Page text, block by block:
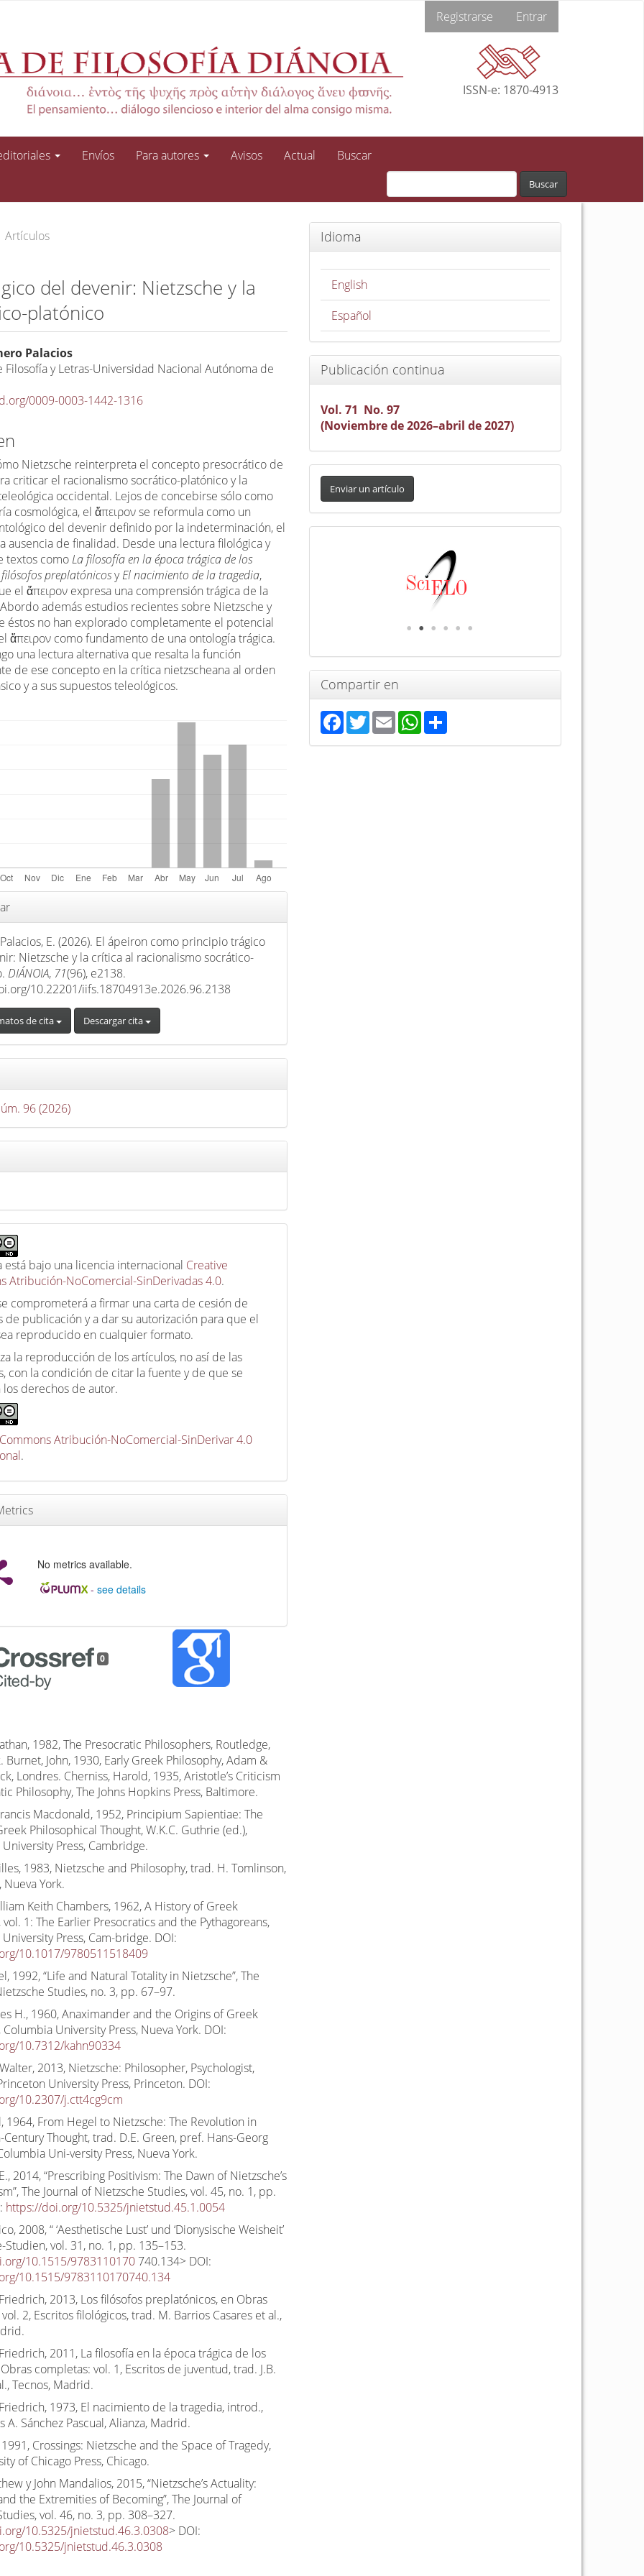
Registrarse Entrar
ISSN-e: 1870-4913
Envíos Para autores Avisos Actual Buscar
Buscar
Artículos
del devenir: Nietzsche y la
platónico
Palacios
Filosofía y Letras-Universidad Nacional Autónoma de
0009-0003-1442-1316
Nietzsche reinterpreta el concepto presocrático de
criticar el racionalismo socrático-platónico y la
occidental. Lejos de concebirse sólo como
cosmológica, el ἄπειρον se reformula como un
del devenir definido por la indeterminación, el
ausencia de finalidad. Desde una lectura filológica y
textos como La filosofía en la época trágica de los
filósofos preplatónicosyEl nacimiento de la tragedia,
el ἄπειρον expresa una comprensión trágica de la
además estudios recientes sobre Nietzsche y
éstos no han explorado completamente el potencial
ἄπειρον como fundamento de una ontología trágica.
una lectura alternativa que resalta la función
de ese concepto en la crítica nietzscheana al orden
y a sus supuestos teleológicos.
E. (2026). El ápeiron como principio trágico
Nietzsche y la crítica al racionalismo socrático-
DIÁNOIA, 71(96), e2138.
10.22201/iifs.18704913e.2026.96.2138
de cita Descargar cita
96 (2026)
está bajo una licencia internacional Creative
Atribución-NoComercial-SinDerivadas 4.0.
comprometerá a firmar una carta de cesión de
de publicación y a dar su autorización para que el
reproducido en cualquier formato.
la reproducción de los artículos, no así de las
con la condición de citar la fuente y de que se
derechos de autor.
Atribución-NoComercial-SinDerivar 4.0
.
No metrics available.
- see details
0
1982, The Presocratic Philosophers, Routledge,
Burnet, John, 1930, Early Greek Philosophy, Adam &
Londres. Cherniss, Harold, 1935, Aristotle’s Criticism
Philosophy, The Johns Hopkins Press, Baltimore.
Macdonald, 1952, Principium Sapientiae: The
Philosophical Thought, W.K.C. Guthrie (ed.),
Press, Cambridge.
1983, Nietzsche and Philosophy, trad. H. Tomlinson,
York.
Keith Chambers, 1962, A History of Greek
vol. 1: The Earlier Presocratics and the Pythagoreans,
Press, Cam-bridge. DOI:
10.1017/9780511518409
1992, “Life and Natural Totality in Nietzsche”, The
Studies, no. 3, pp. 67–97.
H., 1960, Anaximander and the Origins of Greek
Columbia University Press, Nueva York. DOI:
10.7312/kahn90334
2013, Nietzsche: Philosopher, Psychologist,
University Press, Princeton. DOI:
10.2307/j.ctt4cg9cm
1964, From Hegel to Nietzsche: The Revolution in
Thought, trad. D.E. Green, pref. Hans-Georg
Uni-versity Press, Nueva York.
2014, “Prescribing Positivism: The Dawn of Nietzsche’s
The Journal of Nietzsche Studies, vol. 45, no. 1, pp.
https://doi.org/10.5325/jnietstud.45.1.0054
2008, “ ‘Aesthetische Lust’ und ‘Dionysische Weisheit’
Studien, vol. 31, no. 1, pp. 135–153.
10.1515/9783110170 740.134> DOI:
10.1515/9783110170740.134
2013, Los filósofos preplatónicos, en Obras
2, Escritos filológicos, trad. M. Barrios Casares et al.,
2011, La filosofía en la época trágica de los
completas: vol. 1, Escritos de juventud, trad. J.B.
Tecnos, Madrid.
1973, El nacimiento de la tragedia, introd.,
A. Sánchez Pascual, Alianza, Madrid.
1991, Crossings: Nietzsche and the Space of Tragedy,
of Chicago Press, Chicago.
y John Mandalios, 2015, “Nietzsche’s Actuality:
the Extremities of Becoming”, The Journal of
vol. 46, no. 3, pp. 308–327.
10.5325/jnietstud.46.3.0308> DOI:
10.5325/jnietstud.46.3.0308
Idioma
English
Español
Publicación continua
Vol. 71 No. 97
(Noviembre de 2026–abril de 2027)
Enviar
artículo
Enviar un artículo
Compartir en
Facebook
TwitterEmailWhatsApp